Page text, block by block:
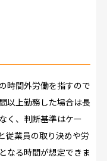
時間外労働を指すので
以上勤務した場合は長
く、判断基準はケー
従業員の取り決めや労
なる時間が想定できま